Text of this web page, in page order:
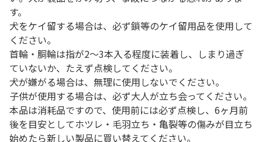
す。
犬をケイ留する場合は、必ず鎖等のケイ留用品を使用して
ください。
首輪・胴輪は指が2～3本入る程度に装着し、しまり過ぎ
ていないか、たえず点検してください。
犬が嫌がる場合は、無理に使用しないでください。
子供が使用する場合は、必ず大人が立ち会ってください。
本品は消耗品ですので、使用前には必ず点検し、6ヶ月前
後を目安としてホツレ・毛羽立ち・亀裂等の傷みが目立ち
始めたら新しい製品に買い替えてください。